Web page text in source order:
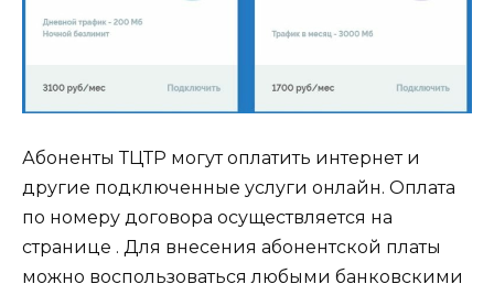
Абоненты ТЦТР могут оплатить интернет и
другие подключенные услуги онлайн. Оплата
по номеру договора осуществляется на
странице . Для внесения абонентской платы
можно воспользоваться любыми банковскими